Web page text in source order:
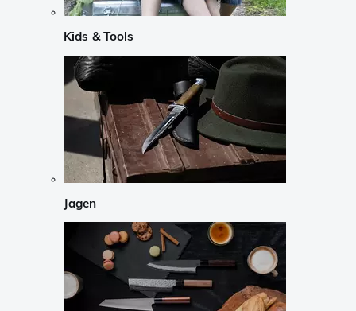
Kids & Tools
Jagen